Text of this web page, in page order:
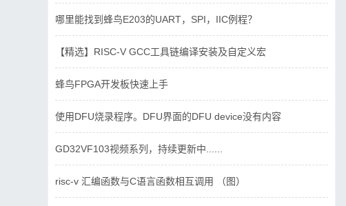
哪里能找到蜂鸟E203的UART，SPI，IIC例程？
【精选】RISC-V GCC工具链编译安装及自定义宏
蜂鸟FPGA开发板快速上手
使用DFU烧录程序。DFU界面的DFU device没有内容
GD32VF103视频系列，持续更新中......
risc-v 汇编函数与C语言函数相互调用 （图）